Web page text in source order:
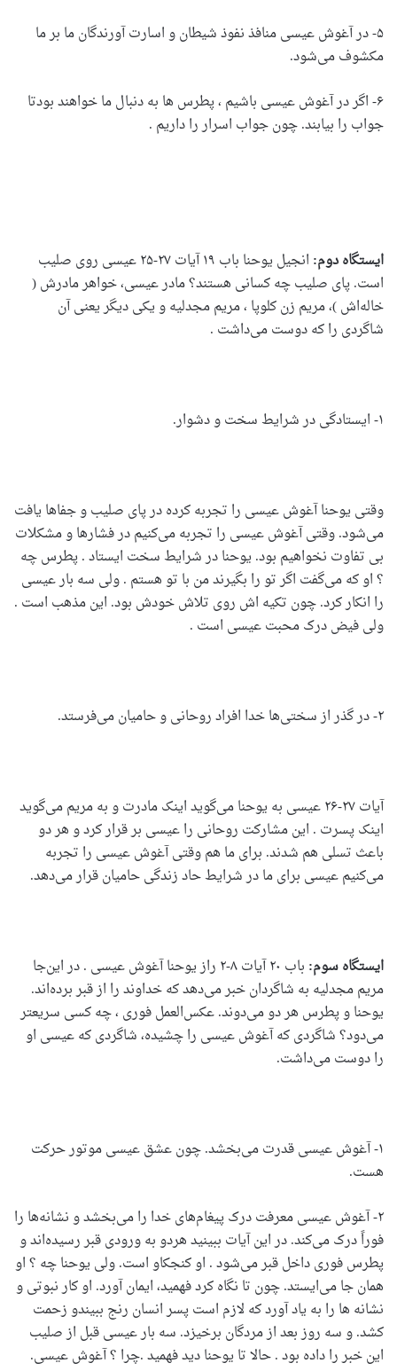
۵- در آغوش عیسی منافذ نفوذ شیطان و اسارت آورندگان ما بر ما
مکشوف می‌شود.
۶- اگر در آغوش عیسی باشیم ، پطرس ها به دنبال ما خواهند بودتا
جواب را بیابند. چون جواب اسرار را داریم .
ایستگاه دوم:
انجیل یوحنا باب ۱۹ آیات ۲۷-۲۵ عیسی روی صلیب
است. پای صلیب چه کسانی هستند؟ مادر عیسی، خواهر مادرش (
خاله‌اش )، مریم زن کلوپا ، مریم مجدلیه و یکی دیگر یعنی آن
شاگردی را که دوست می‌داشت .
۱- ایستادگی در شرایط سخت و دشوار.
وقتی یوحنا آغوش عیسی را تجربه کرده در پای صلیب و جفاها یافت
می‌شود. وقتی آغوش عیسی را تجربه می‌کنیم در فشارها و مشکلات
بی تفاوت نخواهیم بود. یوحنا در شرایط سخت ایستاد . پطرس چه
؟ او که می‌گفت اگر تو را بگیرند من با تو هستم . ولی سه بار عیسی
را انکار کرد. چون تکیه اش روی تلاش خودش بود. این مذهب است .
ولی فیض درک محبت عیسی است .
۲- در گذر از سختی‌ها خدا افراد روحانی و حامیان می‌فرستد.
آیات ۲۷-۲۶ عیسی به یوحنا می‌گوید اینک مادرت و به مریم می‌گوید
اینک پسرت . این مشارکت روحانی را عیسی بر قرار کرد و هر دو
باعث تسلی هم شدند. برای ما هم وقتی آغوش عیسی را تجربه
می‌کنیم عیسی برای ما در شرایط حاد زندگی حامیان قرار می‌دهد.
ایستگاه سوم:
باب ۲۰ آیات ۸-۲ راز یوحنا آغوش عیسی . در این‌جا
مریم مجدلیه به شاگردان خبر می‌دهد که خداوند را از قبر برده‌اند.
یوحنا و پطرس هر دو می‌دوند. عکس‌العمل فوری ، چه کسی سریعتر
می‌دود؟ شاگردی که آغوش عیسی را چشیده، شاگردی که عیسی او
را دوست می‌داشت.
۱- آغوش عیسی قدرت می‌بخشد. چون عشق عیسی موتور حرکت
هست.
۲- آغوش عیسی معرفت درک پیغام‌های خدا را می‌بخشد و نشانه‌ها را
فوراً درک می‌کند. در این آیات ببینید هردو به ورودی قبر رسیده‌اند و
پطرس فوری داخل قبر می‌شود . او کنجکاو است. ولی یوحنا چه ؟ او
همان جا می‌ایستد. چون تا نگاه کرد فهمید، ایمان آورد. او کار نبوتی و
نشانه ها را به یاد آورد که لازم‌ است پسر انسان رنج ببیندو زحمت
کشد. و سه روز بعد از مردگان برخیزد. سه بار عیسی قبل از صلیب
این خبر را داده بود . حالا تا یوحنا دید فهمید .چرا ؟ آغوش عیسی.